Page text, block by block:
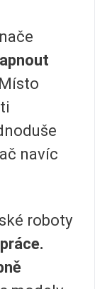
navíc
roboty